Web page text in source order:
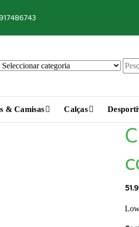
& Camisas Calças